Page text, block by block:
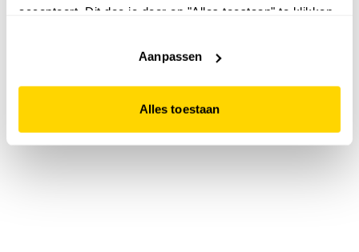
accepteert. Dit doe je door op "Alles toestaan" te klikken.
website niet optimaal functioneert.
Aanpassen
Alles toestaan